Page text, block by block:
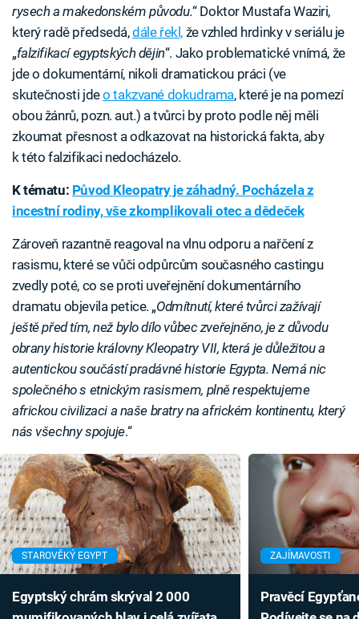
rysech a makedonském původu.“ Doktor Mustafa Waziri,
který radě předsedá,dále řekl,že vzhled hrdinky v seriálu je
„falzifikací egyptských dějin“. Jako problematické vnímá, že
jde o dokumentární, nikoli dramatickou práci (ve
skutečnosti jdeo takzvané dokudrama, které je na pomezí
obou žánrů, pozn. aut.) a tvůrci by proto podle něj měli
zkoumat přesnost a odkazovat na historická fakta, aby
k této falzifikaci nedocházelo.
K tématu: Původ Kleopatry je záhadný. Pocházela z
incestní rodiny, vše zkomplikovali otec a dědeček
Zároveň razantně reagoval na vlnu odporu a nařčení z
rasismu, které se vůči odpůrcům současného castingu
zvedly poté, co se proti uveřejnění dokumentárního
dramatu objevila petice. „Odmítnutí, které tvůrci zažívají
ještě před tím, než bylo dílo vůbec zveřejněno, je z důvodu
obrany historie královny Kleopatry VII, která je důležitou a
autentickou součástí pradávné historie Egypta. Nemá nic
společného s etnickým rasismem, plně respektujeme
africkou civilizaci a naše bratry na africkém kontinentu, který
nás všechny spojuje.“
STAROVĚKÝ EGYPT
Egyptský chrám skrýval 2 000
ZAJÍMAVOSTI
Pravěcí